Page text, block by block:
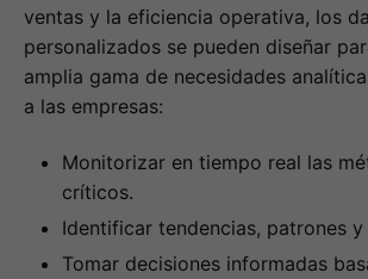
ventas y la eficiencia operativa, los
personalizados se pueden diseñar
amplia gama de necesidades
a las empresas:
Monitorizar en tiempo real las
críticos.
Identificar tendencias, patrones y
Tomar decisiones informadas